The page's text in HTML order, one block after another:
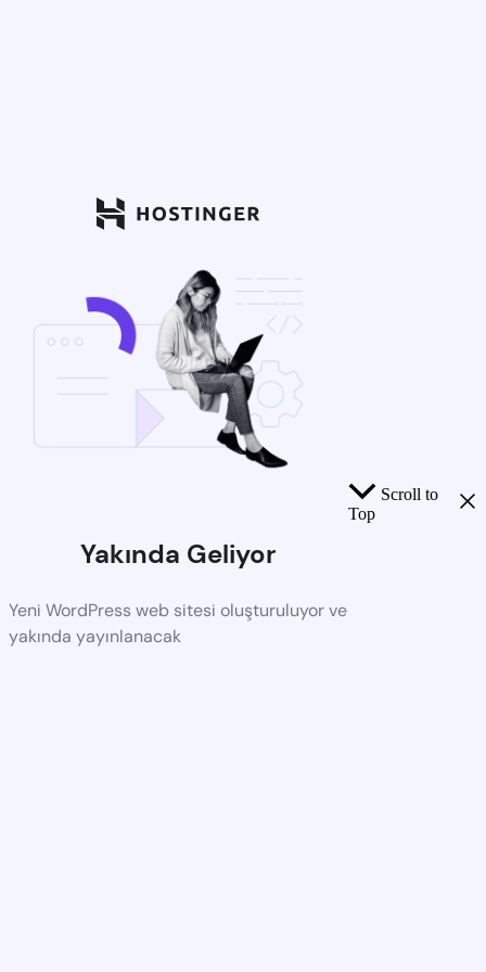
Yakında Geliyor
Yeni WordPress web sitesi oluşturuluyor ve
yakında yayınlanacak
Scroll to
Top